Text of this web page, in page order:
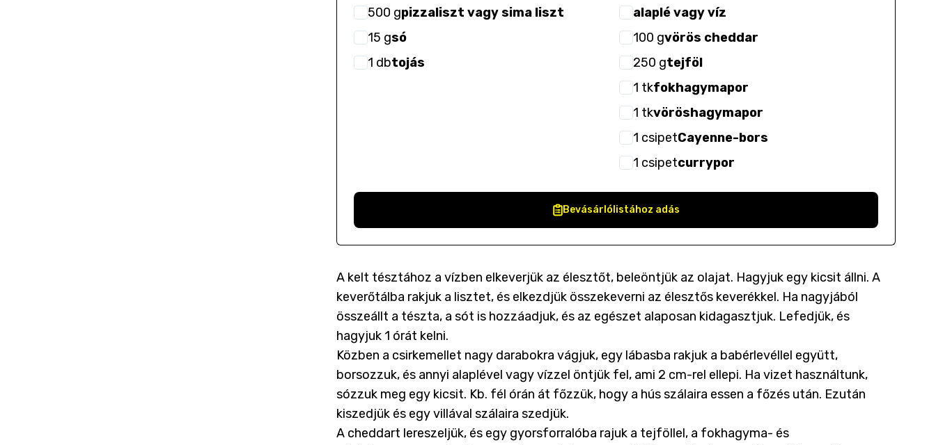
500 gpizzaliszt vagy sima liszt
15 gsó
1 dbtojás
alaplé vagy víz
100 gvörös cheddar
250 gtejföl
1 tkfokhagymapor
1 tkvöröshagymapor
1 csipetCayenne-bors
1 csipetcurrypor
Bevásárlólistához adás
A kelt tésztához a vízben elkeverjük az élesztőt, beleöntjük az olajat. Hagyjuk egy kicsit állni. A
keverőtálba rakjuk a lisztet, és elkezdjük összekeverni az élesztős keverékkel. Ha nagyjából
összeállt a tészta, a sót is hozzáadjuk, és az egészet alaposan kidagasztjuk. Lefedjük, és
hagyjuk 1 órát kelni.
Közben a csirkemellet nagy darabokra vágjuk, egy lábasba rakjuk a babérlevéllel együtt,
borsozzuk, és annyi alaplével vagy vízzel öntjük fel, ami 2 cm-rel ellepi. Ha vizet használtunk,
sózzuk meg egy kicsit. Kb. fél órán át főzzük, hogy a hús szálaira essen a főzés után. Ezután
kiszedjük és egy villával szálaira szedjük.
A cheddart lereszeljük, és egy gyorsforralóba rajuk a tejföllel, a fokhagyma- és